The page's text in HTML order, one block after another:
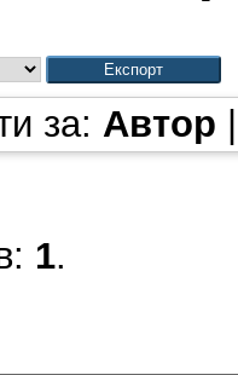
за: Автор
1.